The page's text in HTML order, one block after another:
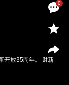
0
开放35周年。 财新